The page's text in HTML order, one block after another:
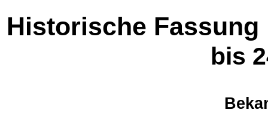
Historische Fassung
bis